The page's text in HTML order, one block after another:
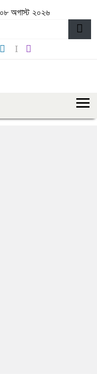
০৮ অগাস্ট ২০২৬